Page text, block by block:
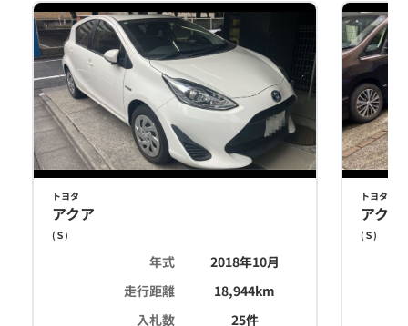
トヨタ
アクア
( Ｓ)
年式
2018年10月
走行距離
18,944km
入札数
25件
トヨタ
アクア
( Ｓ)